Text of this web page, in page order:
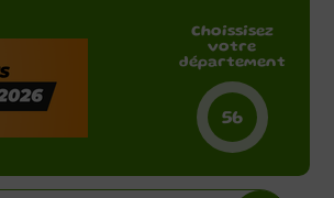
Choissisez
votre
département
56